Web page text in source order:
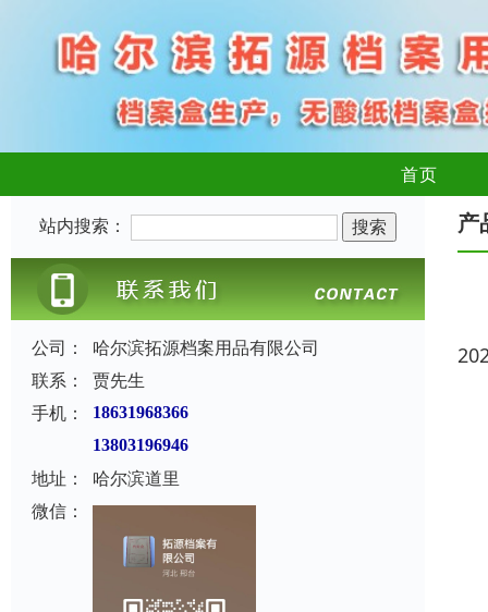
首页
站内搜索：
公司：
哈尔滨拓源档案用品有限公司
联系：
贾先生
手机：
18631968366
13803196946
地址：
哈尔滨道里
微信：
产